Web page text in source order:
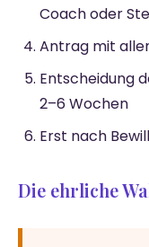
Coach oder
Antrag mit
Entscheidung
2–6 Wochen
Erst nach
Die ehrliche